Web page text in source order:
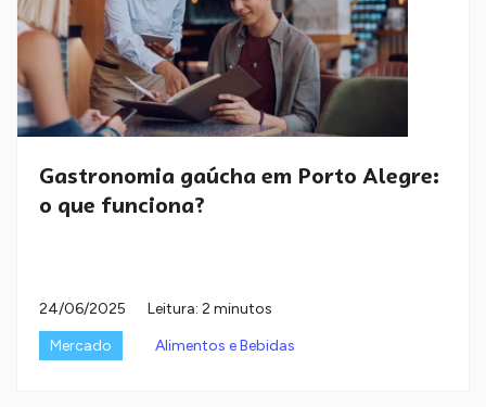
Gastronomia gaúcha em Porto Alegre:
o que funciona?
24/06/2025
Leitura: 2 minutos
Mercado
Alimentos e Bebidas